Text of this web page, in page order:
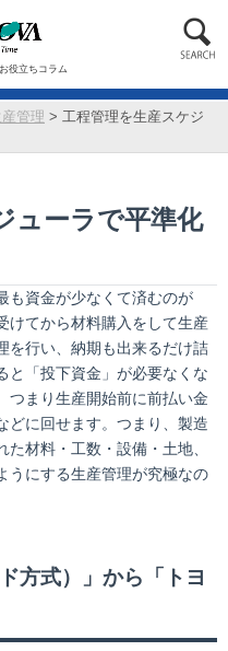
役立ちコラム
管理 > 工程管理を生産スケジ
ューラで平準化
も資金が少なくて済むのが
けてから材料購入をして生産
を行い、納期も出来るだけ詰
と「投下資金」が必要なくな
つまり生産開始前に前払い金
どに回せます。つまり、製造
た材料・工数・設備・土地、
うにする生産管理が究極なの
方式）」から「トヨ